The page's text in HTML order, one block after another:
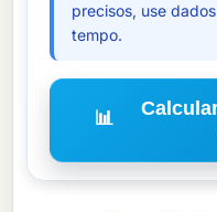
precisos, use
tempo.
📊